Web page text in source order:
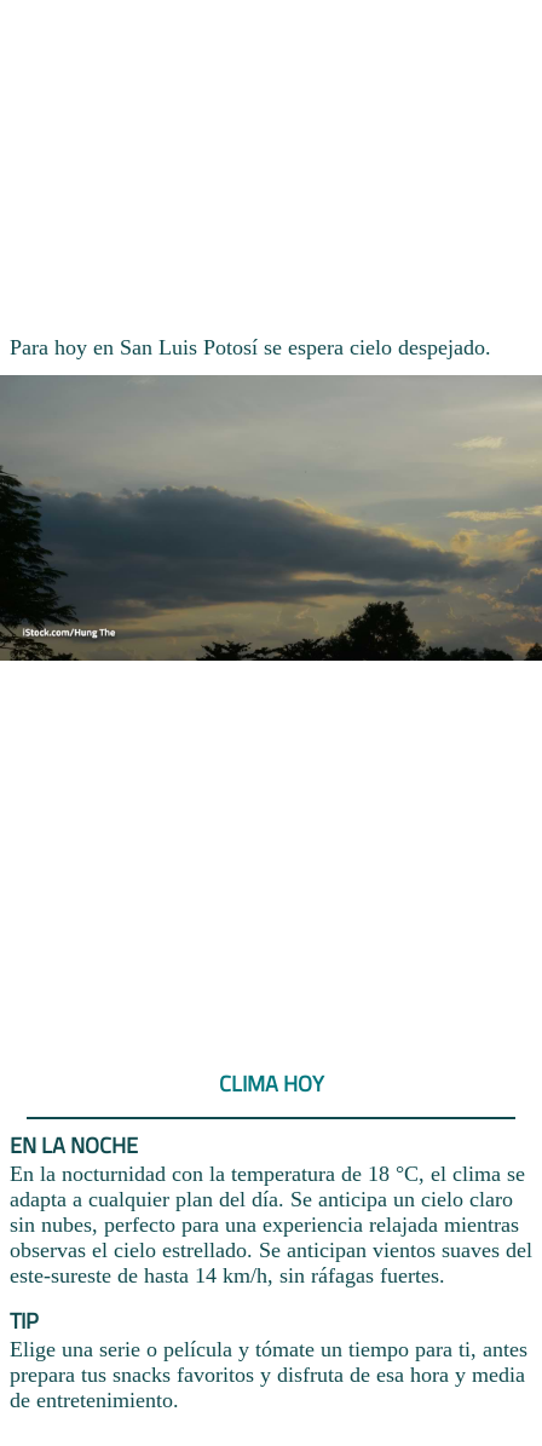
Para hoy en San Luis Potosí se espera cielo despejado.
CLIMA HOY
EN LA NOCHE
En la nocturnidad con la temperatura de 18 °C, el clima se
adapta a cualquier plan del día. Se anticipa un cielo claro
sin nubes, perfecto para una experiencia relajada mientras
observas el cielo estrellado. Se anticipan vientos suaves del
este-sureste de hasta 14 km/h, sin ráfagas fuertes.
TIP
Elige una serie o película y tómate un tiempo para ti, antes
prepara tus snacks favoritos y disfruta de esa hora y media
de entretenimiento.